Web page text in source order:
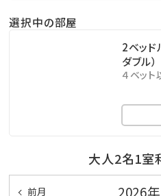
・ご夕食のご用意はございま
ン、調理器具を完備してお
・朝食のご用意はございませ
・古宇利島（車で約3分）
選択中の部屋
2ベッド
ダブル）
４ベット
大人2名1室
前月 2026